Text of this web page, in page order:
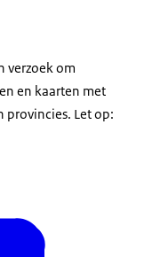
verzoek om
en kaarten met
provincies. Let op: